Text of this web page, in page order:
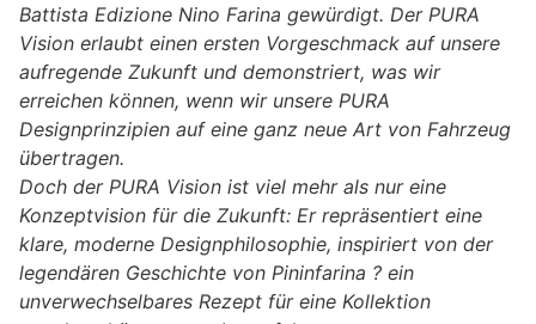
Battista Edizione Nino Farina gewürdigt. Der PURA
Vision erlaubt einen ersten Vorgeschmack auf unsere
aufregende Zukunft und demonstriert, was wir
erreichen können, wenn wir unsere PURA
Designprinzipien auf eine ganz neue Art von Fahrzeug
übertragen.
Doch der PURA Vision ist viel mehr als nur eine
Konzeptvision für die Zukunft: Er repräsentiert eine
klare, moderne Designphilosophie, inspiriert von der
legendären Geschichte von Pininfarina ? ein
unverwechselbares Rezept für eine Kollektion